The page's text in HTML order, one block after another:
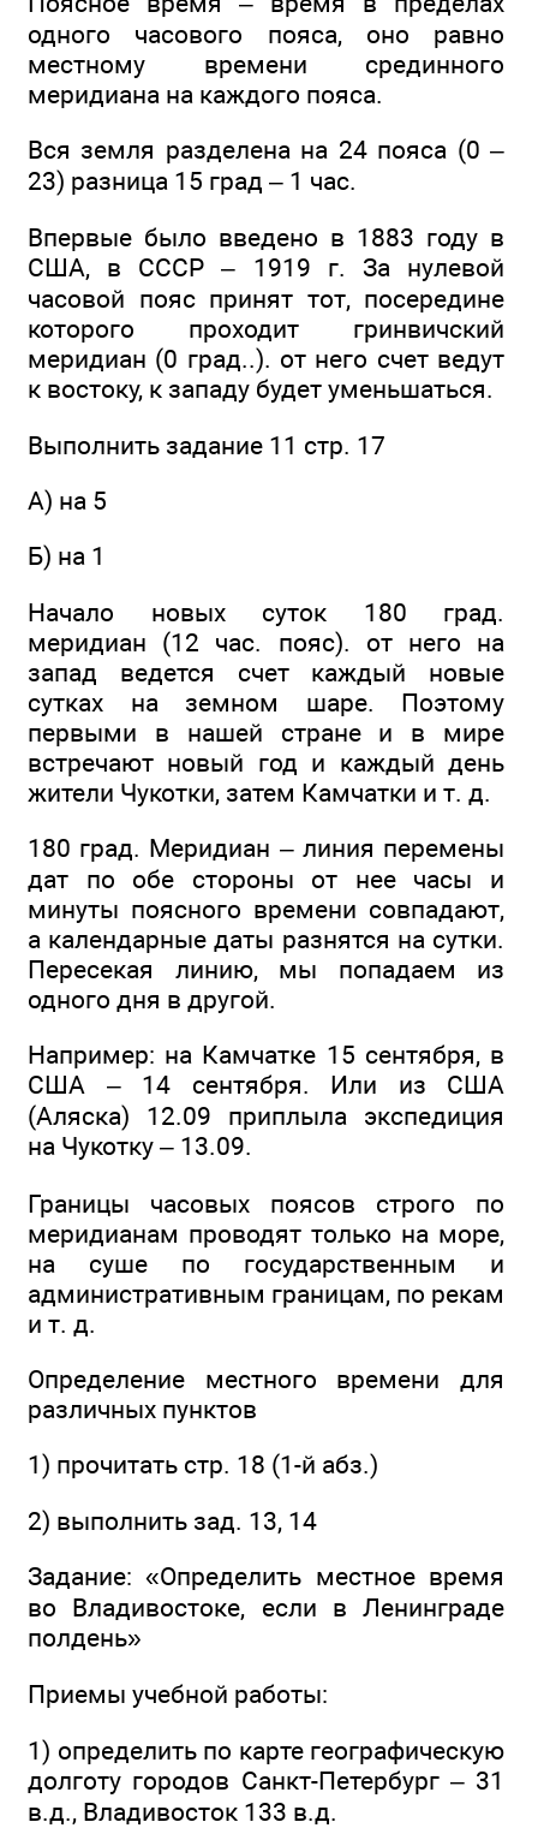
одного часового пояса, оно равно
местному времени срединного
меридиана на каждого пояса.
Вся земля разделена на 24 пояса (0 –
23) разница 15 град – 1 час.
Впервые было введено в 1883 году в
США, в СССР – 1919 г. За нулевой
часовой пояс принят тот, посередине
которого проходит гринвичский
меридиан (0 град..). от него счет ведут
к востоку, к западу будет уменьшаться.
Выполнить задание 11 стр. 17
А) на 5
Б) на 1
Начало новых суток 180 град.
меридиан (12 час. пояс). от него на
запад ведется счет каждый новые
сутках на земном шаре. Поэтому
первыми в нашей стране и в мире
встречают новый год и каждый день
жители Чукотки, затем Камчатки и т. д.
180 град. Меридиан – линия перемены
дат по обе стороны от нее часы и
минуты поясного времени совпадают,
а календарные даты разнятся на сутки.
Пересекая линию, мы попадаем из
одного дня в другой.
Например: на Камчатке 15 сентября, в
США – 14 сентября. Или из США
(Аляска) 12.09 приплыла экспедиция
на Чукотку – 13.09.
Границы часовых поясов строго по
меридианам проводят только на море,
на суше по государственным и
административным границам, по рекам
и т. д.
Определение местного времени для
различных пунктов
1) прочитать стр. 18 (1-й абз.)
2) выполнить зад. 13, 14
Задание: «Определить местное время
во Владивостоке, если в Ленинграде
полдень»
Приемы учебной работы:
1) определить по карте географическую
долготу городов Санкт-Петербург – 31
в.д., Владивосток 133 в.д.